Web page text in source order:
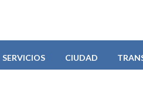
SERVICIOS CIUDAD